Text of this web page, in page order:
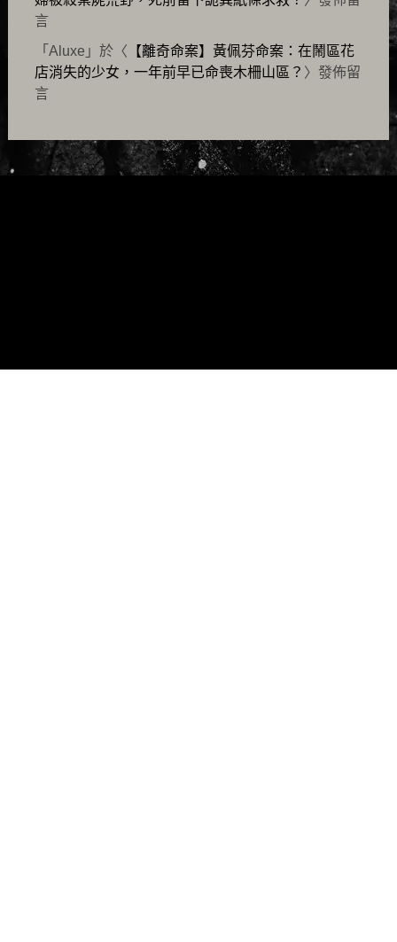
言
「 Aluxe 」於〈 【離奇命案】黃佩芬命案：在鬧區花
店消失的少女，一年前早已命喪木柵山區？ 〉發佈留
言